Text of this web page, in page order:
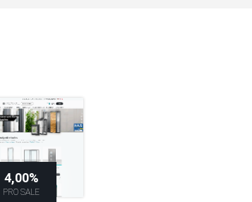
4,00%
PRO SALE